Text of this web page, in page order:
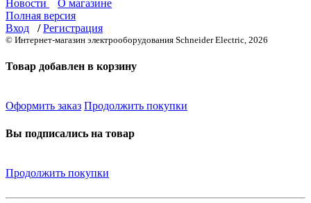
Новости
О магазине
Полная версия
Вход
/ Регистрация
© Интернет-магазин электрооборудования Schneider Electric, 2026
Товар добавлен в корзину
Оформить заказ Продолжить покупки
Вы подписались на товар
Продолжить покупки